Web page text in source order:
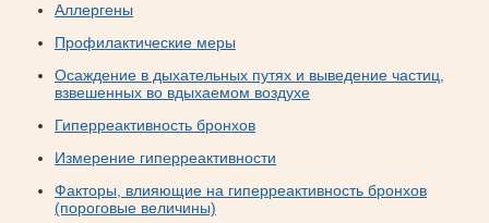
Аллергены
Профилактические меры
Осаждение в дыхательных путях и выведение частиц,
взвешенных во вдыхаемом воздухе
Гиперреактивность бронхов
Измерение гиперреактивности
Факторы, влияющие на гиперреактивность бронхов
(пороговые величины)